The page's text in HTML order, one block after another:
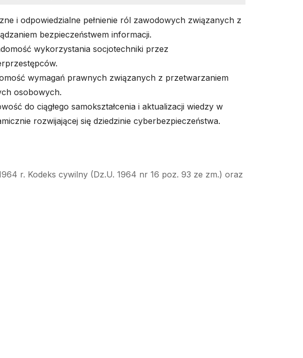
i odpowiedzialne pełnienie ról zawodowych związanych z
bezpieczeństwem informacji.
wykorzystania socjotechniki przez
wymagań prawnych związanych z przetwarzaniem
osobowych.
do ciągłego samokształcenia i aktualizacji wiedzy w
rozwijającej się dziedzinie cyberbezpieczeństwa.
r. Kodeks cywilny (Dz.U. 1964 nr 16 poz. 93 ze zm.) oraz